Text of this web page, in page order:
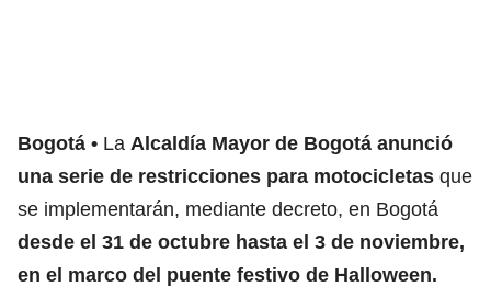
Bogotá La Alcaldía Mayor de Bogotá anunció
una serie de restricciones para motocicletas que
se implementarán, mediante decreto, en Bogotá
desde el 31 de octubre hasta el 3 de noviembre,
en el marco del puente festivo de Halloween.